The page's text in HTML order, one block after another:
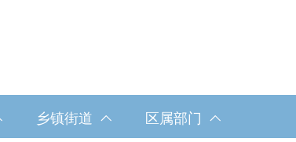
乡镇街道 区属部门